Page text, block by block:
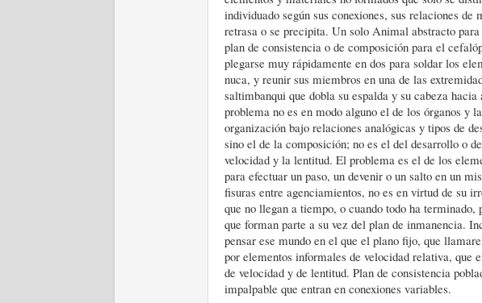
individuado según sus conexiones, sus relaciones
retrasa o se precipita. Un solo Animal abstracto
plan de consistencia o de composición para el
plegarse muy rápidamente en dos para soldar los
nuca, y reunir sus miembros en una de las
saltimbanqui que dobla su espalda y su cabeza
problema no es en modo alguno el de los órganos y
organización bajo relaciones analógicas y tipos de
sino el de la composición; no es el del desarrollo o
velocidad y la lentitud. El problema es el de los
para efectuar un paso, un devenir o un salto en un
fisuras entre agenciamientos, no es en virtud de su
que no llegan a tiempo, o cuando todo ha
que forman parte a su vez del plan de inmanencia.
pensar ese mundo en el que el plano fijo, que
por elementos informales de velocidad relativa, que
de velocidad y de lentitud. Plan de consistencia
impalpable que entran en conexiones variables.